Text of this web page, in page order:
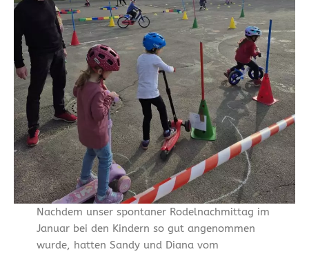
Nachdem unser spontaner Rodelnachmittag im
Januar bei den Kindern so gut angenommen
wurde, hatten Sandy und Diana vom